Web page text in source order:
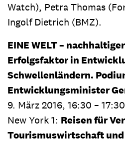
Watch), Petra Thomas
Ingolf Dietrich (BMZ).
EINE WELT –
Erfolgsfaktor in
Schwellenländern.
Entwicklungsminister
9. März 2016, 16:30 –
New York 1: Reisen für
Tourismuswirtschaft und